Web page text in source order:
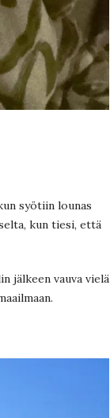
syötiin lounas
kun tiesi, että
jälkeen vauva vielä